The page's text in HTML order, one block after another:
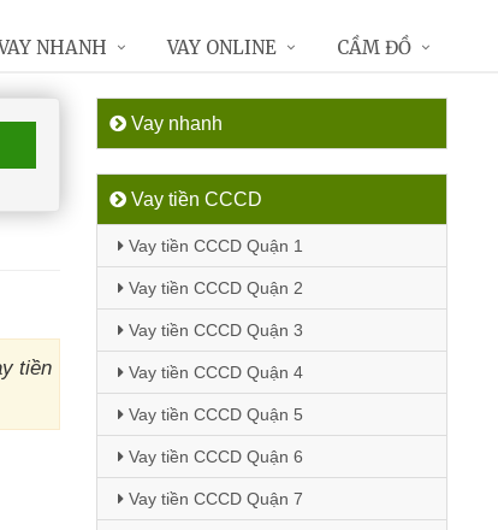
tiền
Vay nhanh
Vay tiền CCCD
Vay tiền CCCD Quận 1
Vay tiền CCCD Quận 2
Vay tiền CCCD Quận 3
Vay tiền CCCD Quận 4
Vay tiền CCCD Quận 5
Vay tiền CCCD Quận 6
Vay tiền CCCD Quận 7
NHANH VAY ONLINE CẦM ĐỒ